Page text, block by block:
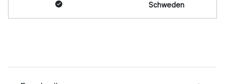
Schweden